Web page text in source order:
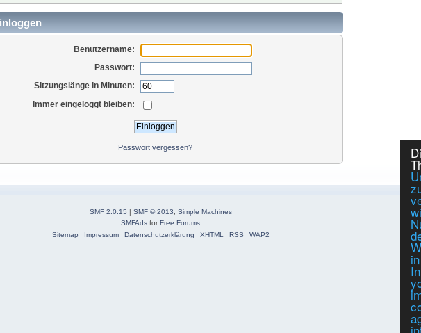
Benutzername:
Passwort:
Sitzungslänge in Minuten:
Immer eingeloggt bleiben:
Passwort vergessen?
SMF 2.0.15 | SMF © 2013
Simple Machines
SMFAds forFree Forums
Sitemap
Impressum Datenschutzerklärung XHTML RSS WAP2